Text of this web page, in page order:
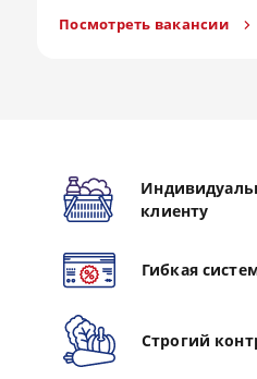
Посмотреть вакансии
клиенту
Гибкая
Строгий